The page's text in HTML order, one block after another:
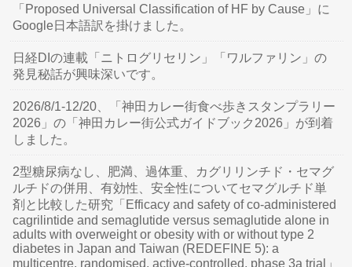
「Proposed Universal Classification of HF by Cause」に
Google日本語訳を掛けました。
日経DIの連載「ニトログリセリン」「ワルファリン」の
発見秘話が興味深いです。
2026/8/1-12/20、「神田カレー街食べ歩きスタンプラリー
2026」の「神田カレー街公式ガイドブック2026」が到着
しました。
2型糖尿病なし、肥満、過体重、カグリリンチド・セマグ
ルチドの併用、有効性、安全性についてセマグルチド単
剤と比較した研究「Efficacy and safety of co-administered
cagrilintide and semaglutide versus semaglutide alone in
adults with overweight or obesity with or without type 2
diabetes in Japan and Taiwan (REDEFINE 5): a
multicentre, randomised, active-controlled, phase 3a trial」